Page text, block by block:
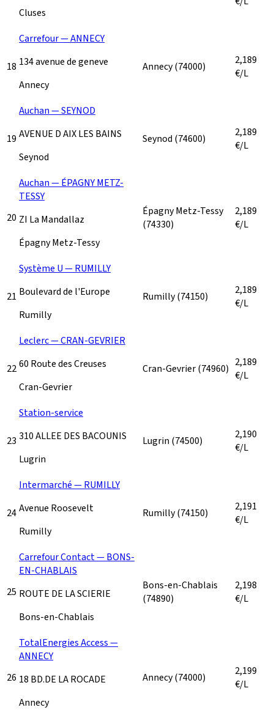
Cluses
18
Carrefour — ANNECY
134 avenue de geneve
Annecy
Annecy(74000)
2,189
€/L
19
Auchan — SEYNOD
AVENUE D AIX LES BAINS
Seynod
Seynod (74600)
2,189
€/L
20
Auchan — ÉPAGNY METZ-
TESSY
ZI La Mandallaz
Épagny Metz-Tessy
Épagny Metz-Tessy
(74330)
2,189
€/L
21
Système U — RUMILLY
Boulevard de l'Europe
Rumilly
Rumilly(74150)
2,189
€/L
22
Leclerc — CRAN-GEVRIER
60 Route des Creuses
Cran-Gevrier
Cran-Gevrier(74960) 2,189
€/L
23
Station-service
310 ALLEE DES BACOUNIS
Lugrin
Lugrin (74500)
2,190
€/L
24
Intermarché — RUMILLY
Avenue Roosevelt
Rumilly
Rumilly(74150)
2,191
€/L
25
Carrefour Contact — BONS-
EN-CHABLAIS
ROUTE DE LA SCIERIE
Bons-en-Chablais
Bons-en-Chablais
(74890)
2,198
€/L
26
TotalEnergies Access —
ANNECY
18 BD.DE LA ROCADE
Annecy
Annecy(74000)
2,199
€/L